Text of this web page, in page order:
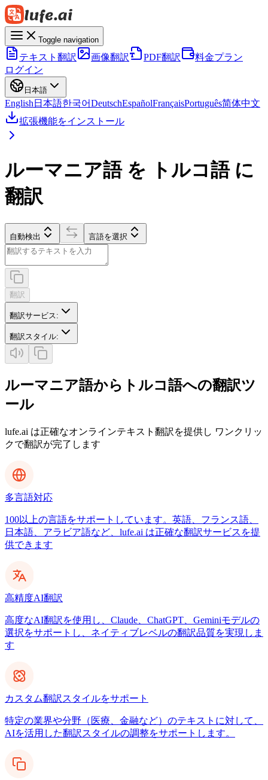
Toggle navigation
テキスト翻訳 画像翻訳 PDF翻訳
料金プラン
ログイン
日本語
English 日本語한국어DeutschEspañolFrançaisPortuguês简体中文
拡張機能をインストール
ルーマニア語 を トルコ語 に
翻訳
自動検出 言語を選択
翻訳
翻訳サービス :
翻訳スタイル:
ルーマニア語からトルコ語への翻訳ツ
ール
lufe.ai は正確なオンラインテキスト翻訳を提供し ワンクリッ
クで翻訳が完了します
多言語対応
100以上の言語をサポートしています。英語、フランス語、
日本語、アラビア語など、lufe.ai は正確な翻訳サービスを提
供できます
高精度AI翻訳
高度なAI翻訳を使用し、Claude、ChatGPT、Geminiモデルの
選択をサポートし、ネイティブレベルの翻訳品質を実現しま
す
カスタム翻訳スタイルをサポート
特定の業界や分野（医療、金融など）のテキストに対して、
AIを活用した翻訳スタイルの調整をサポートします。